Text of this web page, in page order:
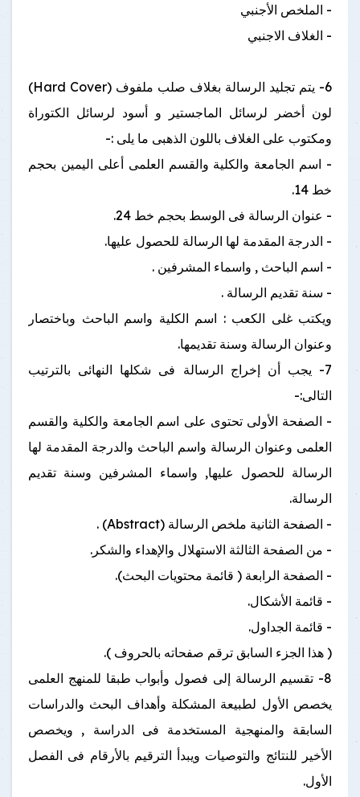
- الملخص الأجنبي
- الغلاف الاجنبي
6- يتم تجليد الرسالة بغلاف صلب ملفوف (Hard Cover)
لون أخضر لرسائل الماجستير و أسود لرسائل الكتوراة
ومكتوب على الغلاف باللون الذهبى ما يلى :-
- اسم الجامعة والكلية والقسم العلمى أعلى اليمين بحجم
خط 14.
- عنوان الرسالة فى الوسط بحجم خط 24.
- الدرجة المقدمة لها الرسالة للحصول عليها.
- اسم الباحث , واسماء المشرفين .
- سنة تقديم الرسالة .
ويكتب غلى الكعب : اسم الكلية واسم الباحث وباختصار
وعنوان الرسالة وسنة تقديمها.
7- يجب أن إخراج الرسالة فى شكلها النهائى بالترتيب
التالى:-
- الصفحة الأولى تحتوى على اسم الجامعة والكلية والقسم
العلمى وعنوان الرسالة واسم الباحث والدرجة المقدمة لها
الرسالة للحصول عليها, واسماء المشرفين وسنة تقديم
الرسالة.
- الصفحة الثانية ملخص الرسالة (Abstract) .
- من الصفحة الثالثة الاستهلال والإهداء والشكر.
- الصفحة الرابعة ( قائمة محتويات البحث).
- قائمة الأشكال.
- قائمة الجداول.
( هذا الجزء السابق ترقم صفحاته بالحروف ).
8- تقسيم الرسالة إلى فصول وأبواب طبقا للمنهج العلمى
يخصص الأول لطبيعة المشكلة وأهداف البحث والدراسات
السابقة والمنهجية المستخدمة فى الدراسة , ويخصص
الأخير للنتائج والتوصيات ويبدأ الترقيم بالأرقام فى الفصل
الأول.